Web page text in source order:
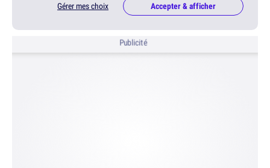
Gérer mes choix Accepter & afficher
Publicité